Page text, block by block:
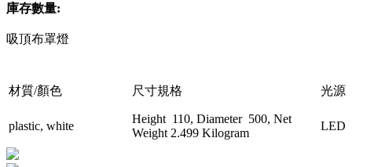
庫存數量:
吸頂布罩燈
材質/顏色 尺寸規格 光源
plastic, white
Height 110, Diameter 500, Net
Weight 2.499 Kilogram
LED